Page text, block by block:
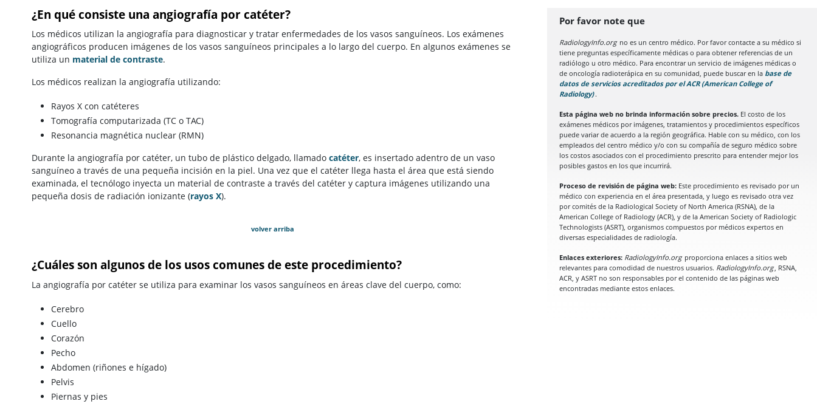
¿En qué consiste una angiografía por catéter?
Los médicos utilizan la angiografía para diagnosticar y tratar enfermedades de los vasos sanguíneos. Los exámenes
angiográficos producen imágenes de los vasos sanguíneos principales a lo largo del cuerpo. En algunos exámenes se
utiliza un material de contraste.
Los médicos realizan la angiografía utilizando:
Rayos X con catéteres
Tomografía computarizada (TC o TAC)
Resonancia magnética nuclear (RMN)
Durante la angiografía por catéter, un tubo de plástico delgado, llamado catéter, es insertado adentro de un vaso
sanguíneo a través de una pequeña incisión en la piel. Una vez que el catéter llega hasta el área que está siendo
examinada, el tecnólogo inyecta un material de contraste a través del catéter y captura imágenes utilizando una
pequeña dosis de radiación ionizante (rayos X).
volver arriba
¿Cuáles son algunos de los usos comunes de este procedimiento?
La angiografía por catéter se utiliza para examinar los vasos sanguíneos en áreas clave del cuerpo, como:
Cerebro
Cuello
Corazón
Pecho
Abdomen (riñones e hígado)
Pelvis
Piernas y pies
Por favor note que
RadiologyInfo.orgno es un centro médico. Por favor contacte a su médico si
tiene preguntas específicamente médicas o para obtener referencias de un
radiólogo u otro médico. Para encontrar un servicio de imágenes médicas o
de oncología radioterápica en su comunidad, puede buscar en la base de
datos de servicios acreditados por el ACR (American College of
Radiology)(Se abre en una nueva pestaña del navegador)
.
Esta página web no brinda información sobre precios. El costo de los
exámenes médicos por imágenes, tratamientos y procedimientos específicos
puede variar de acuerdo a la región geográfica. Hable con su médico, con los
empleados del centro médico y/o con su compañía de seguro médico sobre
los costos asociados con el procedimiento prescrito para entender mejor los
posibles gastos en los que incurrirá.
Proceso de revisión de página web: Este procedimiento es revisado por un
médico con experiencia en el área presentada, y luego es revisado otra vez
por comités de la Radiological Society of North America (RSNA), de la
American College of Radiology (ACR), y de la American Society of Radiologic
Technologists (ASRT), organismos compuestos por médicos expertos en
diversas especialidades de radiología.
Enlaces exteriores: RadiologyInfo.org proporciona enlaces a sitios web
relevantes para comodidad de nuestros usuarios. RadiologyInfo.org, RSNA,
ACR, y ASRT no son responsables por el contenido de las páginas web
encontradas mediante estos enlaces.